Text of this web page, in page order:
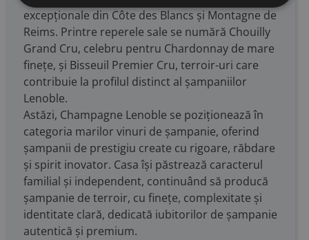
excepționale din Côte des Blancs și Montagne de
Reims. Printre reperele sale se numără Chouilly
Grand Cru, celebru pentru Chardonnay de mare
finețe, și Bisseuil Premier Cru, terroir-uri care
contribuie la profilul distinct al șampaniilor
Lenoble.
Astăzi, Champagne Lenoble se poziționează în
categoria marilor vinuri de șampanie, oferind
șampanii de prestigiu create cu rigoare, răbdare
și spirit inovator. Casa își păstrează caracterul
familial și independent, continuând să producă
șampanie de terroir, cu finețe, complexitate și
identitate clară, dedicată iubitorilor de șampanie
autentică și premium.